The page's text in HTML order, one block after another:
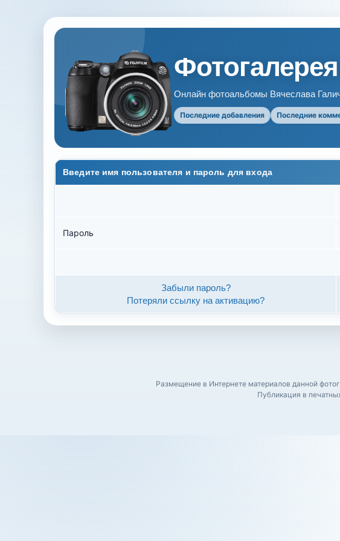
Онлайн фотоальбомы Вячеслава
Последние добавления Последние
Введите имя пользователя и пароль для входа
Пароль
Забыли пароль?
Потеряли ссылку на активацию?
Размещение в Интернете материалов данной
Публикация в